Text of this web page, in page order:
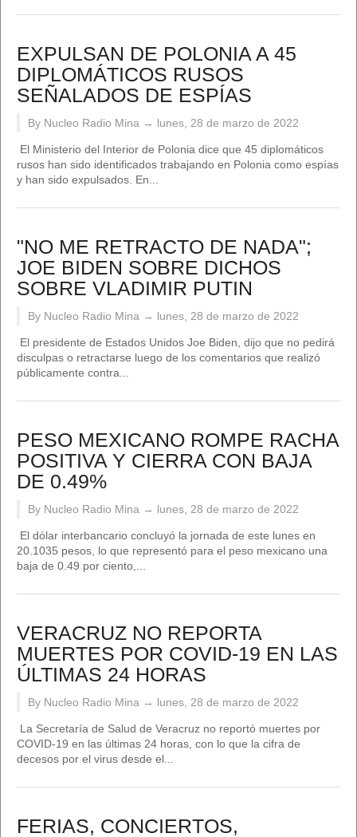
EXPULSAN DE POLONIA A 45
DIPLOMÁTICOS RUSOS
SEÑALADOS DE ESPÍAS
By Nucleo Radio Mina → lunes, 28 de marzo de 2022
El Ministerio del Interior de Polonia dice que 45 diplomáticos
rusos han sido identificados trabajando en Polonia como espías
y han sido expulsados. En...
"NO ME RETRACTO DE NADA";
JOE BIDEN SOBRE DICHOS
SOBRE VLADIMIR PUTIN
By Nucleo Radio Mina → lunes, 28 de marzo de 2022
El presidente de Estados Unidos Joe Biden, dijo que no pedirá
disculpas o retractarse luego de los comentarios que realizó
públicamente contra...
PESO MEXICANO ROMPE RACHA
POSITIVA Y CIERRA CON BAJA
DE 0.49%
By Nucleo Radio Mina → lunes, 28 de marzo de 2022
El dólar interbancario concluyó la jornada de este lunes en
20.1035 pesos, lo que representó para el peso mexicano una
baja de 0.49 por ciento,...
VERACRUZ NO REPORTA
MUERTES POR COVID-19 EN LAS
ÚLTIMAS 24 HORAS
By Nucleo Radio Mina → lunes, 28 de marzo de 2022
La Secretaría de Salud de Veracruz no reportó muertes por
COVID-19 en las últimas 24 horas, con lo que la cifra de
decesos por el virus desde el...
FERIAS, CONCIERTOS,